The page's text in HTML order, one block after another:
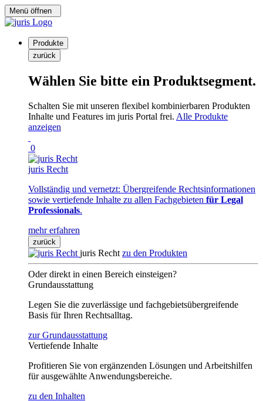
Menü öffnen
Produkte
zurück
Wählen Sie bitte ein Produktsegment.
Schalten Sie mit unseren flexibel kombinierbaren Produkten
Inhalte und Features im juris Portal frei. Alle Produkte
anzeigen
0
juris Recht
Vollständig und vernetzt: Übergreifende Rechtsinformationen
sowie vertiefende Inhalte zu allen Fachgebieten für Legal
Professionals.
mehr erfahren
zurück
juris Recht zu den Produkten
Oder direkt in einen Bereich einsteigen?
Grundausstattung
Legen Sie die zuverlässige und fachgebietsübergreifende
Basis für Ihren Rechtsalltag.
zur Grundausstattung
Vertiefende Inhalte
Profitieren Sie von ergänzenden Lösungen und Arbeitshilfen
für ausgewählte Anwendungsbereiche.
zu den Inhalten